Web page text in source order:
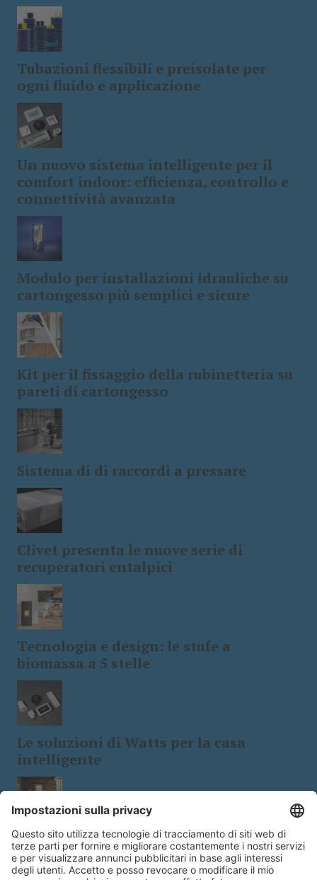
Tubazioni flessibili e preisolate per
ogni fluido e applicazione
Un nuovo sistema intelligente per il
comfort indoor: efficienza, controllo e
connettività avanzata
Modulo per installazioni idrauliche su
cartongesso più semplici e sicure
Kit per il fissaggio della rubinetteria su
pareti di cartongesso
Sistema di di raccordi a pressare
Clivet presenta le nuove serie di
recuperatori entalpici
Tecnologia e design: le stufe a
biomassa a 5 stelle
Le soluzioni di Watts per la casa
intelligente
Cerdisia presenta i pavimenti in
ardesia Slatestone